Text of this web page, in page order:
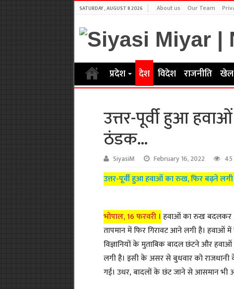
SATURDAY , AUGUST 8 2026 About us Our Team
प्रदेश देश विदेश राजनीति खेल
उत्तर-पूर्वी हुआ
ठंडक…
SiyasiM February 16, 2022 45
उत्तर-पूर्वी हुआ हवाओं का रुख, फिर बढ़ने
भोपाल, 16 फरवरी । हवाओं का रुख बदलकर
तापमान में फिर गिरावट आने लगी है। हवाओं
विज्ञानियों के मुताबिक बादल छंटने और
लगी है। इसी के असर से बुधवार को राजधानी
गई। उधर, बादलों के छंट जाने से आसमान भी